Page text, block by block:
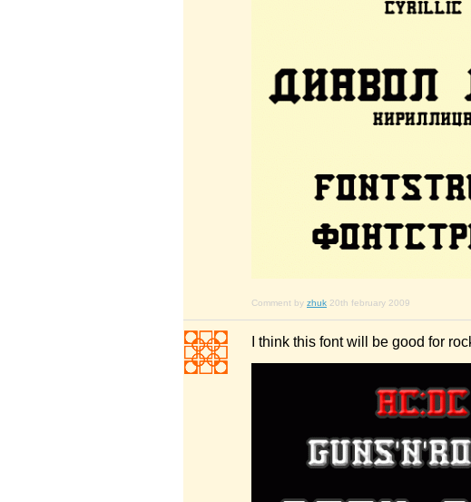
Comment by zhuk 20th february 2009
I think this font will be good for